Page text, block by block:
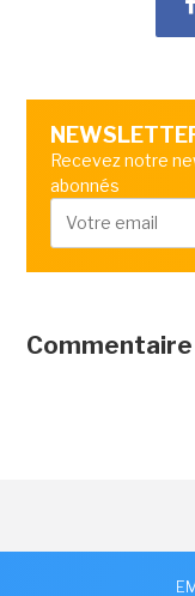
Recevez notre
abonnés
Commentaire